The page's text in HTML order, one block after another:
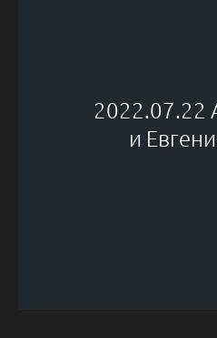
2022.07.22
и